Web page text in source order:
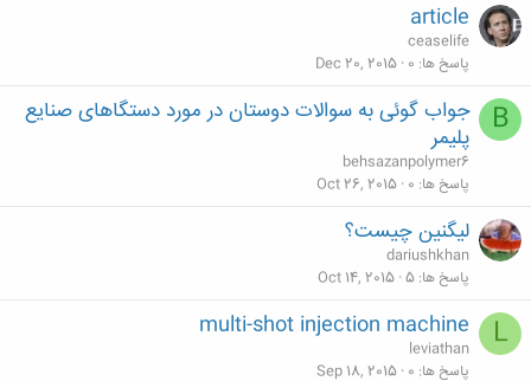
article
ceaselife
پاسخ ها 0
Dec 20, 2015
B
جواب گوئی به سوالات دوستان در مورد دستگاهای صنایع
پلیمر
behsazanpolymer6
پاسخ ها 0
Oct 26, 2015
لیگنین چیست؟
dariushkhan
پاسخ ها 5
Oct 14, 2015
L
multi-shot injection machine
leviathan
پاسخ ها 0
Sep 18, 2015